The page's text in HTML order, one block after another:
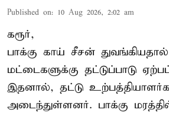
Published on: 10 Aug 2026, 2:02 am
கரூர்,
பாக்கு காய் சீசன்
மட்டைகளுக்கு தட்டுப்பாடு
இதனால், தட்டு
அடைந்துள்ளனர். பாக்கு